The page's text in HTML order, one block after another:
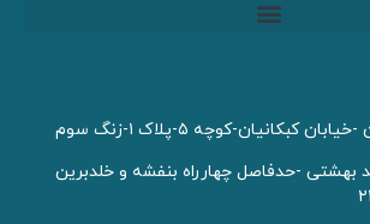
کبکانیان-کوچه ۵-پلاک ۱-زنگ سوم
بهشتی -حدفاصل چهارراه بنفشه و خلدبرین